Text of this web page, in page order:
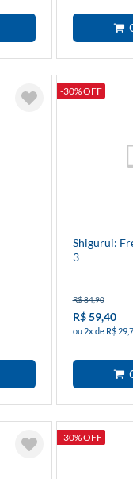
-30% OFF
Shigurui:
3
R$ 84,90
R$ 59,40
ou 2x de R$
-30% OFF